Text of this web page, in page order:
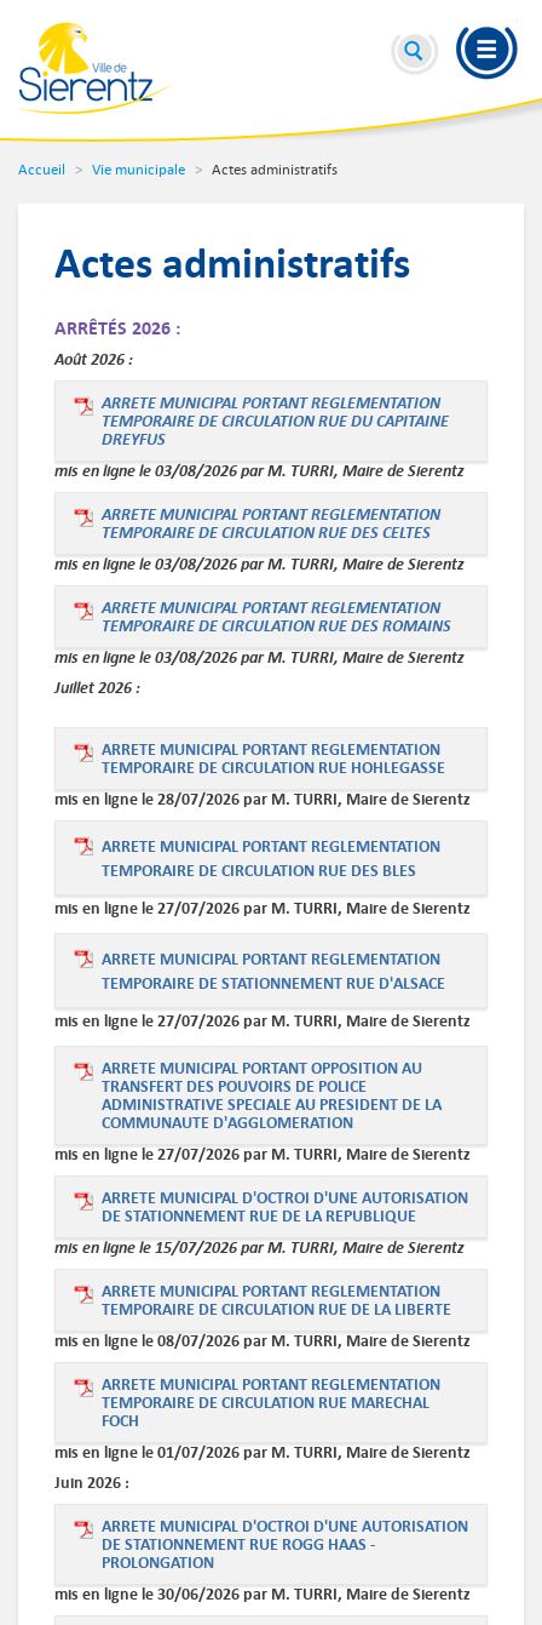
Accueil Vie municipale Actes administratifs
Actes administratifs
ARRÊTÉS 2026 :
Août 2026 :
ARRETE MUNICIPAL PORTANT REGLEMENTATION
TEMPORAIRE DE CIRCULATION RUE DU CAPITAINE
DREYFUS
mis en ligne le 03/08/2026 par M. TURRI, Maire de Sierentz
ARRETE MUNICIPAL PORTANT REGLEMENTATION
TEMPORAIRE DE CIRCULATION RUE DES CELTES
mis en ligne le 03/08/2026 par M. TURRI, Maire de Sierentz
ARRETE MUNICIPAL PORTANT REGLEMENTATION
TEMPORAIRE DE CIRCULATION RUE DES ROMAINS
mis en ligne le 03/08/2026 par M. TURRI, Maire de Sierentz
Juillet2026 :
ARRETE MUNICIPAL PORTANT REGLEMENTATION
TEMPORAIRE DE CIRCULATION RUE HOHLEGASSE
mis en ligne le 28/07/2026 par M. TURRI, Maire de Sierentz
ARRETE MUNICIPAL PORTANT REGLEMENTATION
TEMPORAIRE DE CIRCULATION RUE DES BLES
mis en ligne le 27/07/2026 par M. TURRI, Maire de Sierentz
ARRETE MUNICIPAL PORTANT REGLEMENTATION
TEMPORAIRE DE STATIONNEMENT RUE D'ALSACE
mis en ligne le 27/07/2026 par M. TURRI, Maire de Sierentz
ARRETE MUNICIPAL PORTANT OPPOSITION AU
TRANSFERT DES POUVOIRS DE POLICE
ADMINISTRATIVE SPECIALE AU PRESIDENT DE LA
COMMUNAUTE D'AGGLOMERATION
mis en ligne le 27/07/2026 par M. TURRI, Maire de Sierentz
ARRETE MUNICIPAL D'OCTROI D'UNE AUTORISATION
DE STATIONNEMENT RUE DE LA REPUBLIQUE
mis en ligne le 15/07/2026 par M. TURRI, Maire de Sierentz
ARRETE MUNICIPAL PORTANT REGLEMENTATION
TEMPORAIRE DE CIRCULATION RUE DE LA LIBERTE
mis en ligne le 08/07/2026 par M. TURRI, Maire de Sierentz
ARRETE MUNICIPAL PORTANT REGLEMENTATION
TEMPORAIRE DE CIRCULATION RUE MARECHAL
FOCH
mis en ligne le 01/07/2026 par M. TURRI, Maire de Sierentz
Juin 2026 :
ARRETE MUNICIPAL D'OCTROI D'UNE AUTORISATION
DE STATIONNEMENT RUE ROGG HAAS -
PROLONGATION
mis en ligne le 30/06/2026 par M. TURRI, Maire de Sierentz